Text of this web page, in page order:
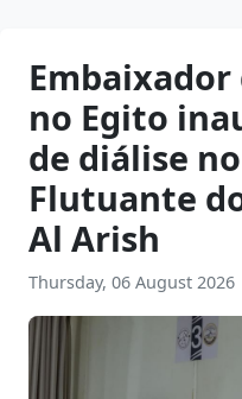
Embaixador
no Egito
de diálise
Flutuante
Al Arish
Thursday, 06 August 2026